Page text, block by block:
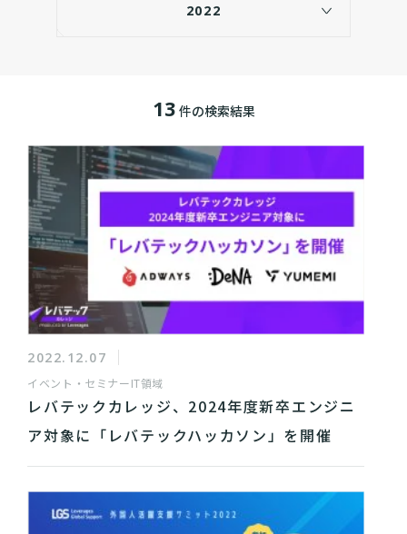
2022
13 件の検索結果
2022.12.07
イベント・セミナーIT領域
レバテックカレッジ、2024年度新卒エンジニ
ア対象に「レバテックハッカソン」を開催